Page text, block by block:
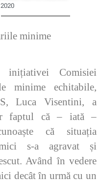
salariile minime
inițiativei Comisiei
minime echitabile,
Luca Visentini, a
faptul că – iată –
că situația
s-a agravat și
Având în vedere
decât în urmă cu un